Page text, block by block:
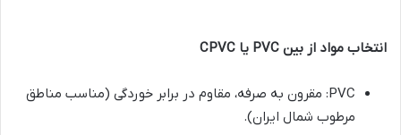
انتخاب مواد از بین PVC یا CPVC
PVC: مقرون به صرفه، مقاوم در برابر خوردگی (مناسب مناطق
مرطوب شمال ایران).